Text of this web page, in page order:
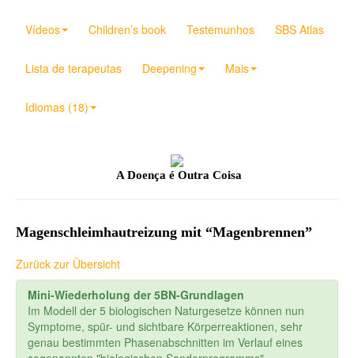
Vídeos Children’s book Testemunhos SBS Atlas
Lista de terapeutas Deepening Mais
Idiomas (18)
A Doença é Outra Coisa
Magenschleimhautreizung mit “Magenbrennen”
Zurück zur Übersicht
Mini-Wiederholung der 5BN-Grundlagen
Im Modell der 5 biologischen Naturgesetze können nun
Symptome, spür- und sichtbare Körperreaktionen, sehr
genau bestimmten Phasenabschnitten im Verlauf eines